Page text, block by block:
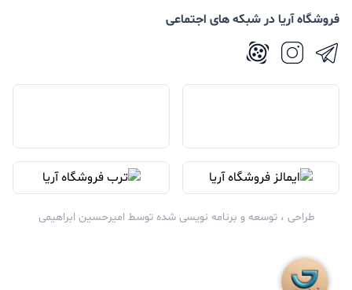
فروشگاه آریا در شبکه های اجتماعی
طراحی ، توسعه و برنامه نویسی شده توسط امیرحسین ابراهیمی